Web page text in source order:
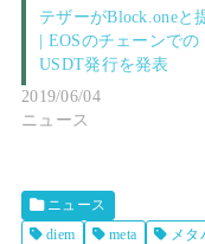
テザーがBlock.oneと
| EOSのチェーンでの
USDT発行を発表
2019/06/04
ニュース
ニュース
diem
meta メタ